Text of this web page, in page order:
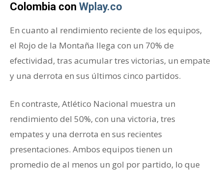
Colombia con Wplay.co
En cuanto al rendimiento reciente de los equipos,
el Rojo de la Montaña llega con un 70% de
efectividad, tras acumular tres victorias, un empate
y una derrota en sus últimos cinco partidos.
En contraste, Atlético Nacional muestra un
rendimiento del 50%, con una victoria, tres
empates y una derrota en sus recientes
presentaciones. Ambos equipos tienen un
promedio de al menos un gol por partido, lo que